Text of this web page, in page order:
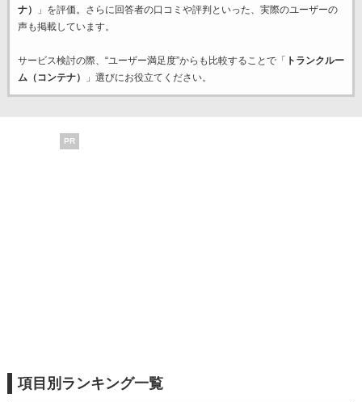
ナ）
」を評価。さらに回答者の口コミや評判といった、実際のユーザーの
声も掲載しています。
サービス検討の際、“ユーザー満足度”からも比較することで「
トランクルー
ム（コンテナ）
」選びにお役立てください。
PR
項目別ランキング一覧